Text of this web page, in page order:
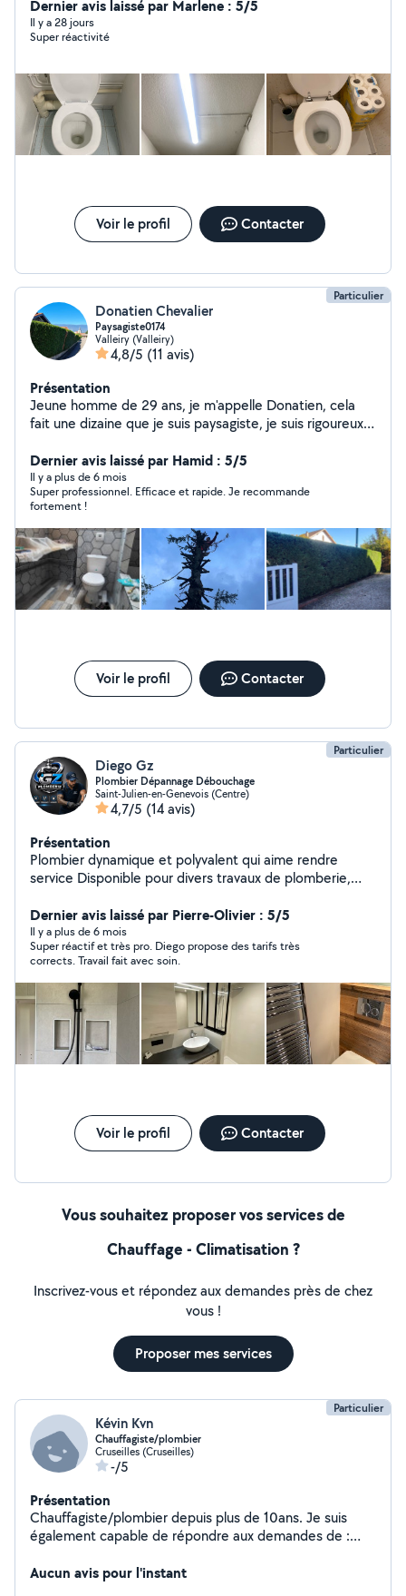
Dernier avis laissé par Marlene : 5/5
Il y a 28 jours
Super réactivité
Voir le profil Contacter
Particulier
Donatien Chevalier
Paysagiste0174
Valleiry (Valleiry)
4,8/5 (11 avis)
Présentation
Jeune homme de 29 ans, je m'appelle Donatien, cela
fait une dizaine que je suis paysagiste, je suis rigoureux,
Dernier avis laissé par Hamid : 5/5
Il y a plus de 6 mois
Super professionnel. Efficace et rapide. Je recommande
fortement !
Voir le profil Contacter
Particulier
Diego Gz
Plombier Dépannage Débouchage
Saint-Julien-en-Genevois (Centre)
4,7/5 (14 avis)
Présentation
Plombier dynamique et polyvalent qui aime rendre
service Disponible pour divers travaux de plomberie,
déménagements Je répond rapidement à vos
demandes, à bientôt chers voisins !
Dernier avis laissé par Pierre-Olivier : 5/5
Il y a plus de 6 mois
Super réactif et très pro. Diego propose des tarifs très
corrects. Travail fait avec soin.
Voir le profil Contacter
Vous souhaitez proposer vos services de
Chauffage - Climatisation ?
Inscrivez-vous et répondez aux demandes près de chez
vous !
Proposer mes services
Particulier
Kévin Kvn
Chauffagiste/plombier
Cruseilles (Cruseilles)
-/5
Présentation
Chauffagiste/plombier depuis plus de 10ans. Je suis
également capable de répondre aux demandes de :
chauffage. Professionnel et consciencieux.
Aucun avis pour l'instant